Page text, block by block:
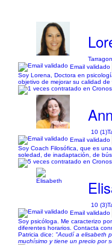
Email validado
Soy Lorena, Doctora en
objetivo de mejorar su calidad de
10 (1)
Email validado
Soy Coach Filosófica, que es
soledad, de inadaptación, de
10 (3)
Email validado
Soy psicóloga. Me caracterizo
diferentes horarios. Contacta
Patricia dice: "Acudí a elisabeth
muchísimo y tiene un precio por